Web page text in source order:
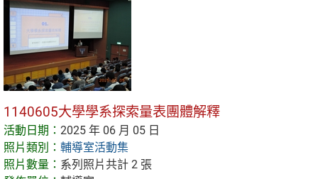
1140605大學學系探索量表團體解釋
活動日期： 2025 年 06 月 05 日
照片類別： 輔導室活動集
照片數量： 系列照片共計 2 張